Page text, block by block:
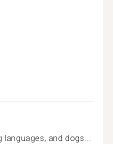
and dogs...